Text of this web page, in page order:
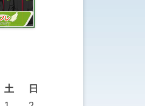
土
日